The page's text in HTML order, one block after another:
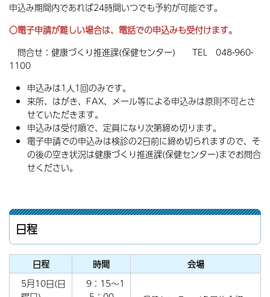
申込み期間内であれば24時間いつでも予約が可能です。
〇電子申請が難しい場合は、電話での申込みも受付けます。
問合せ：健康づくり推進課(保健センター) TEL 048-960-
1100
申込みは1人1回のみです。
来所、はがき、FAX、メール等による申込みは原則不可とさ
せていただきます。
申込みは受付順で、定員になり次第締め切ります。
電子申請での申込みは検診の2日前に締め切られますので、そ
の後の空き状況は健康づくり推進課(保健センター)までお問合
せください。
日程
日程 時間
会場
5月10日(日
9：15～1